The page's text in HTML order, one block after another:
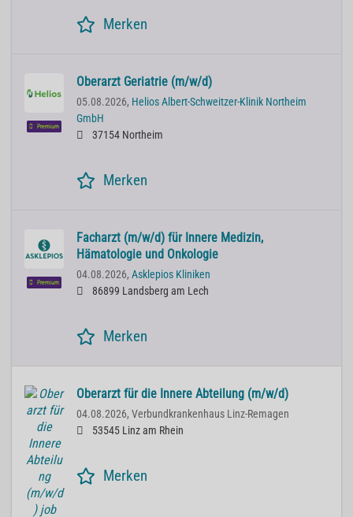
Merken
Premium
Oberarzt Geriatrie (m/w/d)
05.08.2026, Helios Albert-Schweitzer-Klinik Northeim
GmbH
37154 Northeim
Merken
Premium
Facharzt (m/w/d) für Innere Medizin,
Hämatologie und Onkologie
04.08.2026, Asklepios Kliniken
86899 Landsberg am Lech
Merken
Oberarzt für die Innere Abteilung (m/w/d)
04.08.2026, Verbundkrankenhaus Linz-Remagen
53545 Linz am Rhein
Merken